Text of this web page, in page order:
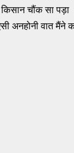
चौंक सा पड़ा
अनहोनी वात मैंने